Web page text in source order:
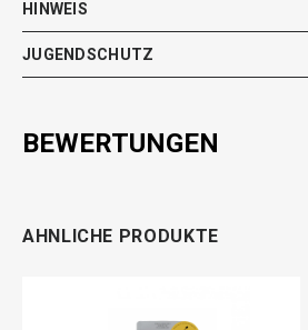
HINWEIS
JUGENDSCHUTZ
BEWERTUNGEN
AHNLICHE PRODUKTE